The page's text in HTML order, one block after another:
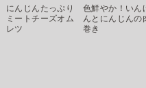
にんじんたっぷり
ミートチーズオム
レツ
色鮮やか！いん
んとにんじんの
巻き